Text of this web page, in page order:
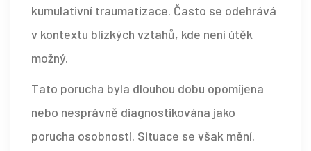
kumulativní traumatizace. Často se odehrává
v kontextu blízkých vztahů, kde není útěk
možný.
Tato porucha byla dlouhou dobu opomíjena
nebo nesprávně diagnostikována jako
porucha osobnosti. Situace se však mění.